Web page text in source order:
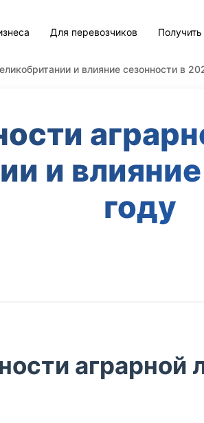
Для перевозчиков
и влияние сезонности в
и
году
аграрной